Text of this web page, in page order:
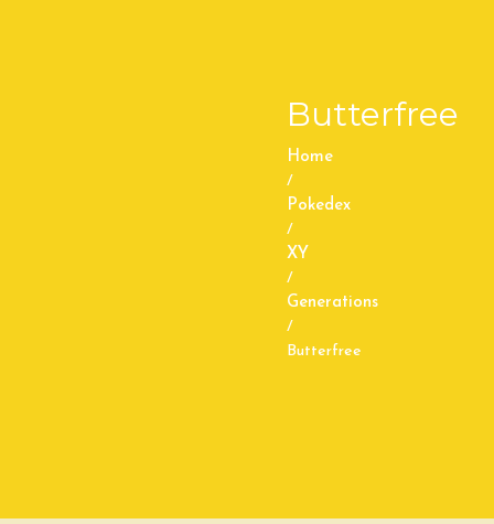
Butterfree
Home
/
Pokedex
/
XY
/
Generations
/
Butterfree